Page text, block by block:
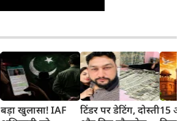
बड़ा खुलासा! IAF
टिंडर पर डेटिंग, दोस्ती15